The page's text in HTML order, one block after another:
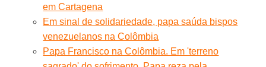
em Cartagena
Em sinal de solidariedade, papa saúda bispos
venezuelanos na Colômbia
Papa Francisco na Colômbia. Em 'terreno